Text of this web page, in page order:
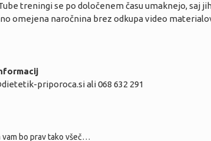
treningi se po določenem času umaknejo, saj
omejena naročnina brez odkupa video
priporoca.si ali 068 632 291
vam bo prav tako všeč…